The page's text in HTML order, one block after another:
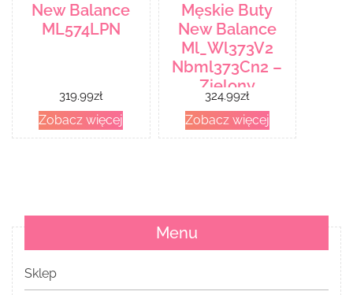
New Balance
ML574LPN
319.99zł
Zobacz więcej
Męskie Buty
New Balance
Ml_Wl373V2
Nbml373Cn2 –
Zielony
324.99zł
Zobacz więcej
Menu
Sklep